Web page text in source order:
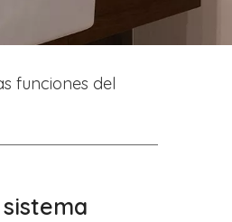
funciones del